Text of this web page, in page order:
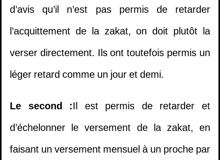
d’avis qu’il n’est pas permis de retarder
l’acquittement de la zakat, on doit plutôt la
verser directement. Ils ont toutefois permis un
léger retard comme un jour et demi.
Le second :Il est permis de retarder et
d’échelonner le versement de la zakat, en
faisant un versement mensuel à un proche par